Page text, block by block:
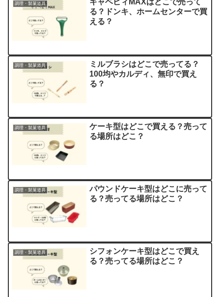
調理・製菓道具
キャベピィMAXはどこで売って
る？ドンキ、ホームセンターで買
える？
調理・製菓道具
ミルブラシはどこで売ってる？
100均やカルディ、無印で買え
る？
調理・製菓道具
ケーキ型はどこで買える？売って
る場所はどこ？
調理・製菓道具
パウンドケーキ型はどこに売って
る？売ってる場所はどこ？
調理・製菓道具
シフォンケーキ型はどこで買え
る？売ってる場所はどこ？